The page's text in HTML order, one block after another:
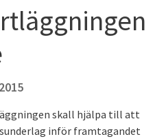
skall hjälpa till att
inför framtagandet